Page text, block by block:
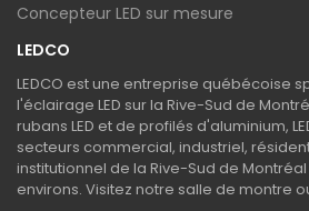
Concepteur LED sur mesure
LEDCO
LEDCO est une entreprise québécoise
l'éclairage LED sur la Rive-Sud de
rubans LED et de profilés d'aluminium,
secteurs commercial, industriel,
institutionnel de la Rive-Sud de
environs. Visitez notre salle de montre